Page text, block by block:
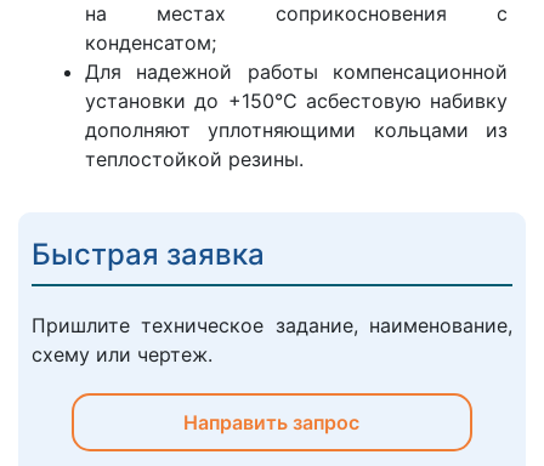
на местах соприкосновения с
конденсатом;
Для надежной работы компенсационной
установки до +150°С асбестовую набивку
дополняют уплотняющими кольцами из
теплостойкой резины.
Быстрая заявка
Пришлите техническое задание, наименование,
схему или чертеж.
Направить запрос